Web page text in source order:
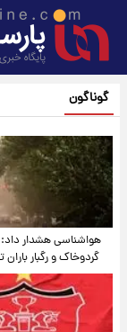
گوناگون
هواشناسی هشدار داد:
گردوخاک و رگبار باران تا ۵ روز